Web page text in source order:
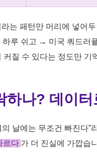
라는 패턴만 머리에 넣어
루 쉬고 → 미국 쿼드러
질 수 있다는 정도만 기
나? 데이터
날에는 무조건 빠진다”
르다 가 더 진실에 가깝습